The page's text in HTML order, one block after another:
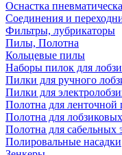
Оснастка
Соединения и
Фильтры, лубрикаторы
Пилы, Полотна
Кольцевые пилы
Наборы пилок для
Пилки для ручного
Пилки для
Полотна для ленточной
Полотна для
Полотна для сабельных
Полировальные насадки